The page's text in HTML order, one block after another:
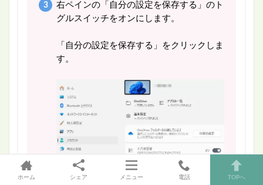
右ペインの「自分の設定を保存する」のト
グルスイッチをオンにします。
「自分の設定を保存する」をクリックしま
す。
ホーム シェア メニュー 電話 TOPへ